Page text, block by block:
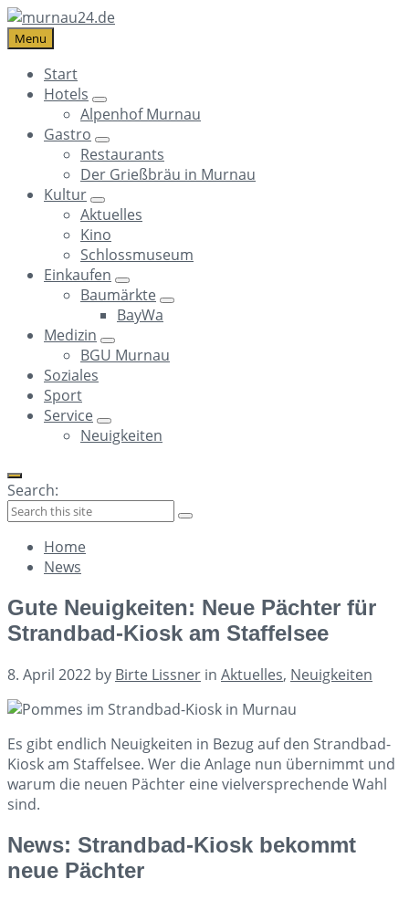
Skip
to
Skip
to
navigation
Skip
to
Menu
Start
Hotels
Alpenhof Murnau
Gastro
Restaurants
Der Grießbräu in Murnau
Kultur
Aktuelles
Kino
Schlossmuseum
Einkaufen
Baumärkte
BayWa
Medizin
BGU Murnau
Soziales
Sport
Service
Neuigkeiten
Search:
search
Home
News
Gute Neuigkeiten: Neue Pächter für
Strandbad-Kiosk am Staffelsee
8. April 2022 by Birte Lissner in Aktuelles, Neuigkeiten
Es gibt endlich Neuigkeiten in Bezug auf den Strandbad-
Kiosk am Staffelsee. Wer die Anlage nun übernimmt und
warum die neuen Pächter eine vielversprechende Wahl
sind.
News: Strandbad-Kiosk bekommt
neue Pächter